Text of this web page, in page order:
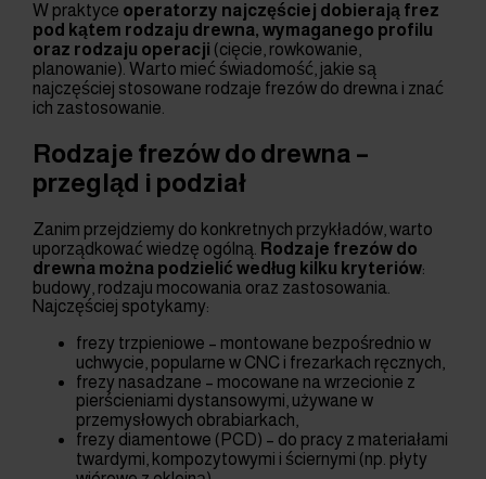
W praktyce operatorzy najczęściej dobierają frez
pod kątem rodzaju drewna, wymaganego profilu
oraz rodzaju operacji (cięcie, rowkowanie,
planowanie). Warto mieć świadomość, jakie są
najczęściej stosowane rodzaje frezów do drewna i znać
ich zastosowanie.
Rodzaje frezów do drewna –
przegląd i podział
Zanim przejdziemy do konkretnych przykładów, warto
uporządkować wiedzę ogólną. Rodzaje frezów do
drewna można podzielić według kilku kryteriów:
budowy, rodzaju mocowania oraz zastosowania.
Najczęściej spotykamy:
frezy trzpieniowe – montowane bezpośrednio w
uchwycie, popularne w CNC i frezarkach ręcznych,
frezy nasadzane – mocowane na wrzecionie z
pierścieniami dystansowymi, używane w
przemysłowych obrabiarkach,
frezy diamentowe (PCD) – do pracy z materiałami
twardymi, kompozytowymi i ściernymi (np. płyty